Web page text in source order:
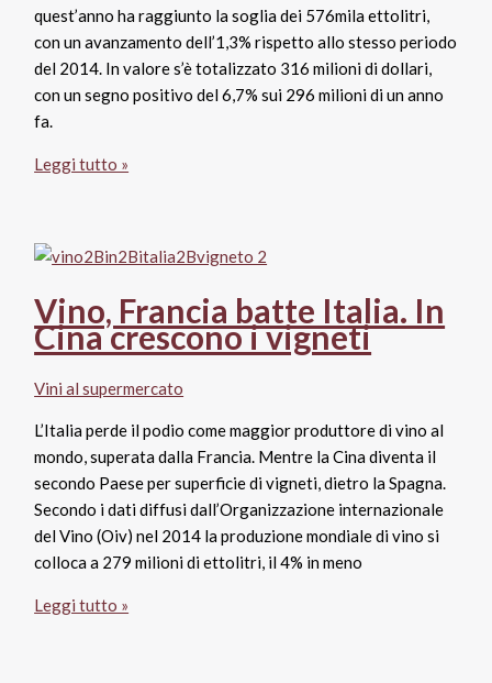
Italia
quest’anno ha raggiunto la soglia dei 576mila ettolitri,
con un avanzamento dell’1,3% rispetto allo stesso periodo
del 2014. In valore s’è totalizzato 316 milioni di dollari,
con un segno positivo del 6,7% sui 296 milioni di un anno
fa.
Cresce
vino
spumanti
italiani
negli
Leggi tutto »
Vino, Francia batte Italia. In
Cina crescono i vigneti
Vini al supermercato
L’Italia perde il podio come maggior produttore di vino al
mondo, superata dalla Francia. Mentre la Cina diventa il
secondo Paese per superficie di vigneti, dietro la Spagna.
Secondo i dati diffusi dall’Organizzazione internazionale
del Vino (Oiv) nel 2014 la produzione mondiale di vino si
colloca a 279 milioni di ettolitri, il 4% in meno
Vino,
Leggi tutto »